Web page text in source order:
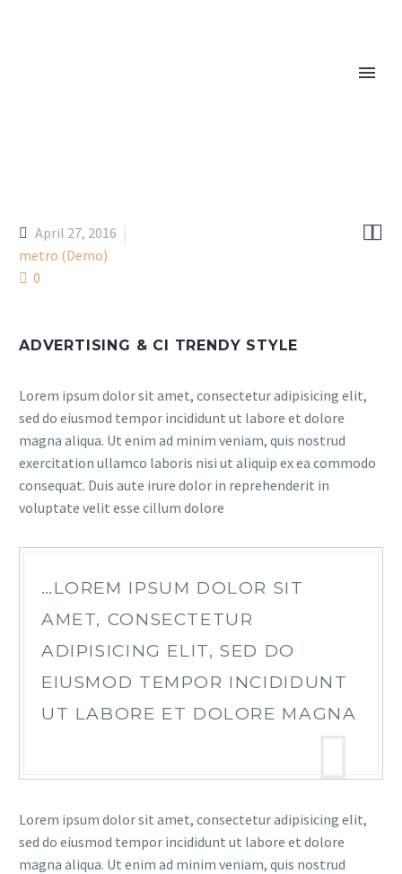

April 27, 2016
metro (Demo)
0
ADVERTISING & CI TRENDY STYLE
Lorem ipsum dolor sit amet, consectetur adipisicing elit,
sed do eiusmod tempor incididunt ut labore et dolore
magna aliqua. Ut enim ad minim veniam, quis nostrud
exercitation ullamco laboris nisi ut aliquip ex ea commodo
consequat. Duis aute irure dolor in reprehenderit in
voluptate velit esse cillum dolore
…LOREM IPSUM DOLOR SIT
AMET, CONSECTETUR
ADIPISICING ELIT, SED DO
EIUSMOD TEMPOR INCIDIDUNT
UT LABORE ET DOLORE MAGNA
Lorem ipsum dolor sit amet, consectetur adipisicing elit,
sed do eiusmod tempor incididunt ut labore et dolore
magna aliqua. Ut enim ad minim veniam, quis nostrud